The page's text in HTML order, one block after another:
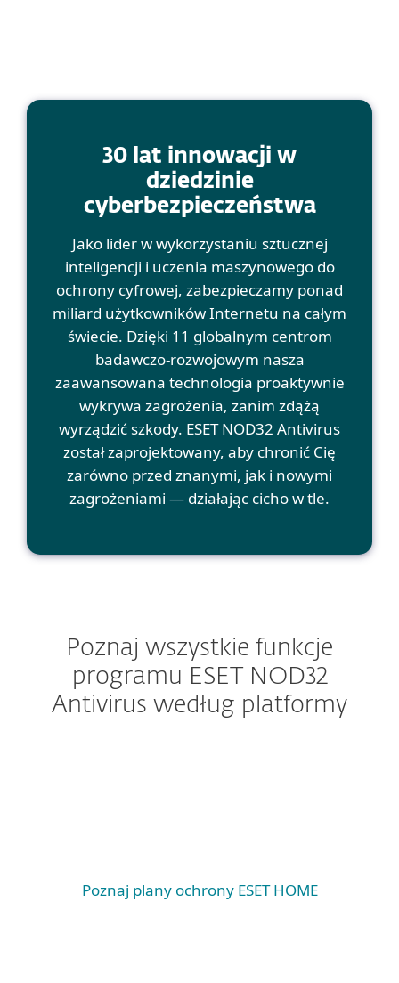
30 lat innowacji w
dziedzinie
cyberbezpieczeństwa
Jako lider w wykorzystaniu sztucznej
inteligencji i uczenia maszynowego do
ochrony cyfrowej, zabezpieczamy ponad
miliard użytkowników Internetu na całym
świecie. Dzięki 11 globalnym centrom
badawczo-rozwojowym nasza
zaawansowana technologia proaktywnie
wykrywa zagrożenia, zanim zdążą
wyrządzić szkody. ESET NOD32 Antivirus
został zaprojektowany, aby chronić Cię
zarówno przed znanymi, jak i nowymi
zagrożeniami — działając cicho w tle.
Poznaj wszystkie funkcje
programu ESET NOD32
Antivirus według platformy
Poznaj plany ochrony ESET HOME